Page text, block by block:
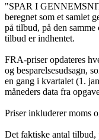
"SPAR I
beregnet som et samlet
på tilbud, på den
tilbud er indhentet.
FRA-priser opdateres
og besparelsesudsagn,
en gang i kvartalet (1.
måneders data fra
Priser inkluderer moms
Det faktiske antal tilbud,